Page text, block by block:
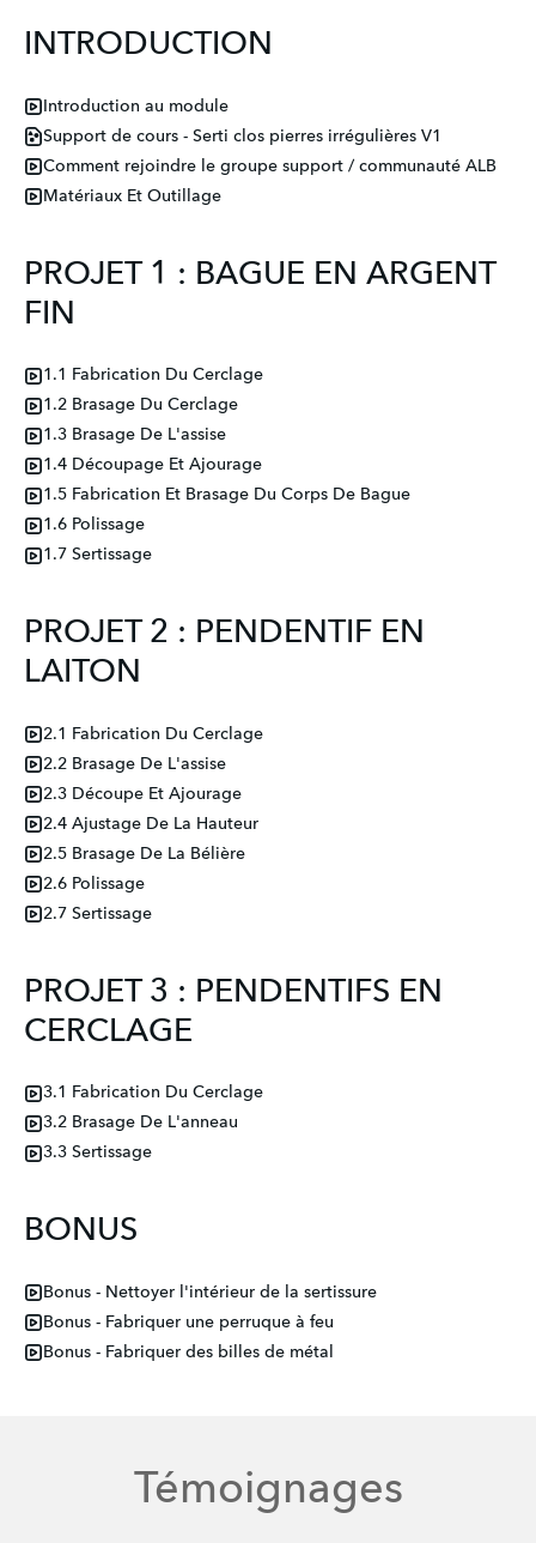
INTRODUCTION
Introduction au module
Support de cours - Serti clos pierres irrégulières V1
Comment rejoindre le groupe support / communauté ALB
Matériaux Et Outillage
PROJET 1 : BAGUE EN ARGENT
FIN
1.1 Fabrication Du Cerclage
1.2 Brasage Du Cerclage
1.3 Brasage De L'assise
1.4 Découpage Et Ajourage
1.5 Fabrication Et Brasage Du Corps De Bague
1.6 Polissage
1.7 Sertissage
PROJET 2 : PENDENTIF EN
LAITON
2.1 Fabrication Du Cerclage
2.2 Brasage De L'assise
2.3 Découpe Et Ajourage
2.4 Ajustage De La Hauteur
2.5 Brasage De La Bélière
2.6 Polissage
2.7 Sertissage
PROJET 3 : PENDENTIFS EN
CERCLAGE
3.1 Fabrication Du Cerclage
3.2 Brasage De L'anneau
3.3 Sertissage
BONUS
Bonus - Nettoyer l'intérieur de la sertissure
Bonus - Fabriquer une perruque à feu
Bonus - Fabriquer des billes de métal
Témoignages